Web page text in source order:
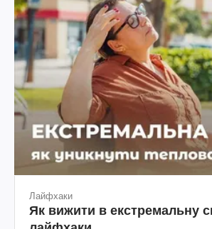
Лайфхаки
Як вижити в екстремальну